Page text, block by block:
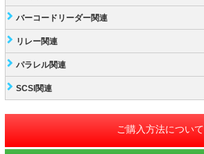
バーコードリーダー関連
リレー関連
パラレル関連
SCSI関連
ご購入方法について